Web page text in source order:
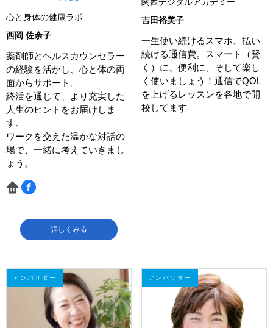
心と身体の健康ラボ
西岡 佐余子
薬剤師とヘルスカウンセラー
の経験を活かし、心と体の両
面からサポート。
終活を通じて、より充実した
人生のヒントをお届けしま
す。
ワークを交えた温かな対話の
場で、一緒に考えていきまし
ょう。
詳しくみる
吉田裕美子
一生使い続けるスマホ、払い
続ける通信費。スマート（賢
く）に、便利に、そして楽し
く使いましょう！通信でQOL
を上げるレッスンを各地で開
校してます
アンバサダー アンバサダー